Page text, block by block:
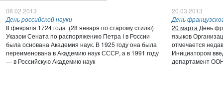
08.02.2013
День российской науки
8 февраля 1724 года (28 января по старому стилю)
Указом Сената по распоряжению Петра I в России
была основана Академия наук. В 1925 году она была
переименована в Академию наук СССР, а в 1991 году
— в Российскую Академию наук
20.03.2013
День
20 марта День
языков
отмечается
Инициатором
департамент